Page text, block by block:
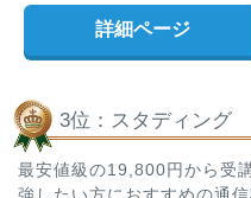
詳細ページ
3位：スタディング
最安値級の19,800円から受